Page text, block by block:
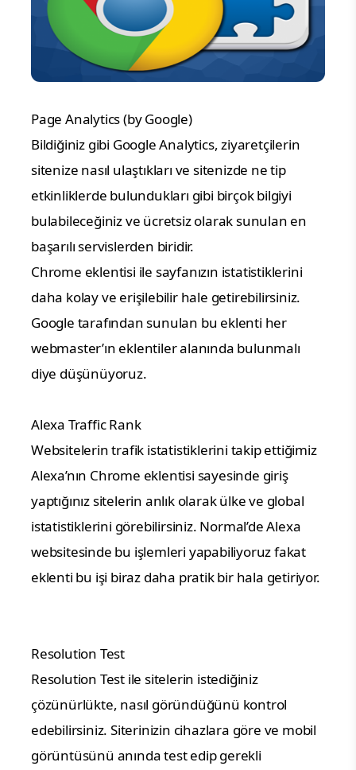
Page Analytics (by Google)
Bildiğiniz gibi Google Analytics, ziyaretçilerin
sitenize nasıl ulaştıkları ve sitenizde ne tip
etkinliklerde bulundukları gibi birçok bilgiyi
bulabileceğiniz ve ücretsiz olarak sunulan en
başarılı servislerden biridir.
Chrome eklentisi ile sayfanızın istatistiklerini
daha kolay ve erişilebilir hale getirebilirsiniz.
Google tarafından sunulan bu eklenti her
webmaster’ın eklentiler alanında bulunmalı
diye düşünüyoruz.
Alexa Traffic Rank
Websitelerin trafik istatistiklerini takip ettiğimiz
Alexa’nın Chrome eklentisi sayesinde giriş
yaptığınız sitelerin anlık olarak ülke ve global
istatistiklerini görebilirsiniz. Normal’de Alexa
websitesinde bu işlemleri yapabiliyoruz fakat
eklenti bu işi biraz daha pratik bir hala getiriyor.
Resolution Test
Resolution Test ile sitelerin istediğiniz
çözünürlükte, nasıl göründüğünü kontrol
edebilirsiniz. Siterinizin cihazlara göre ve mobil
görüntüsünü anında test edip gerekli